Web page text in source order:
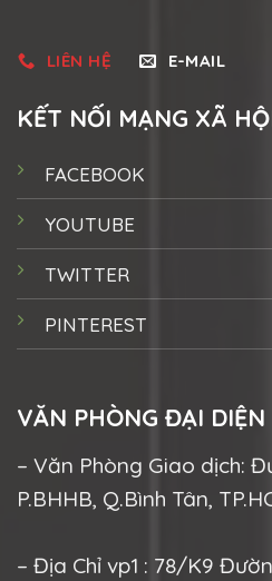
LIÊN HỆ E-MAIL
KẾT NỐI MẠNG XÃ
FACEBOOK
YOUTUBE
TWITTER
PINTEREST
VĂN PHÒNG ĐẠI DIỆN
– Văn Phòng Giao dịch:
P.BHHB, Q.Bình Tân,
– Địa Chỉ vp1 : 78/K9